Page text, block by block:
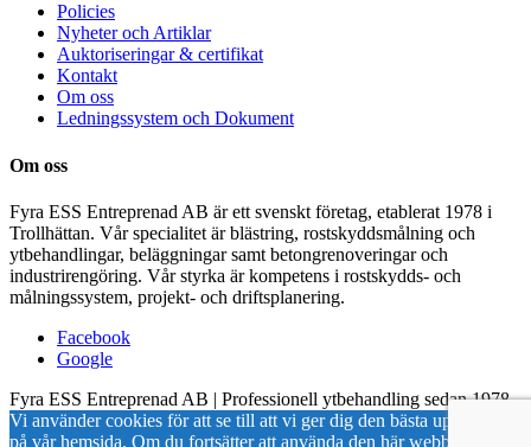
Policies
Nyheter och Artiklar
Auktoriseringar & certifikat
Kontakt
Om oss
Ledningssystem och Dokument
Om oss
Fyra ESS Entreprenad AB är ett svenskt företag, etablerat 1978 i
Trollhättan. Vår specialitet är blästring, rostskyddsmålning och
ytbehandlingar, beläggningar samt betongrenoveringar och
industrirengöring. Vår styrka är kompetens i rostskydds- och
målningssystem, projekt- och driftsplanering.
Facebook
Google
Fyra ESS Entreprenad AB | Professionell ytbehandling sedan 1978
Vi använder cookies för att se till att vi ger dig den bästa upplevelsen
på vår hemsida. Om du fortsätter att använda den här webbplatsen